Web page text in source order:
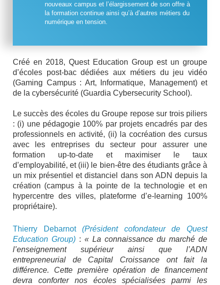
nouveaux campus et l’élargissement de son offre à
la formation continue ainsi qu’à d’autres métiers du
numérique en tension.
Créé en 2018, Quest Education Group est un groupe
d’écoles post-bac dédiées aux métiers du jeu vidéo
(Gaming Campus : Art, Informatique, Management) et
de la cybersécurité (Guardia Cybersecurity School).
Le succès des écoles du Groupe repose sur trois piliers
: (i) une pédagogie 100% par projets encadrés par des
professionnels en activité, (ii) la cocréation des cursus
avec les entreprises du secteur pour assurer une
formation up-to-date et maximiser le taux
d’employabilité, et (iii) le bien-être des étudiants grâce à
un mix présentiel et distanciel dans son ADN depuis la
création (campus à la pointe de la technologie et en
hypercentre des villes, plateforme d’e-learning 100%
propriétaire).
Thierry Debarnot(Président cofondateur de Quest
Education Group) : « La connaissance du marché de
l’enseignement supérieur ainsi que l’ADN
entrepreneurial de Capital Croissance ont fait la
différence. Cette première opération de financement
devra conforter nos écoles spécialisées parmi les